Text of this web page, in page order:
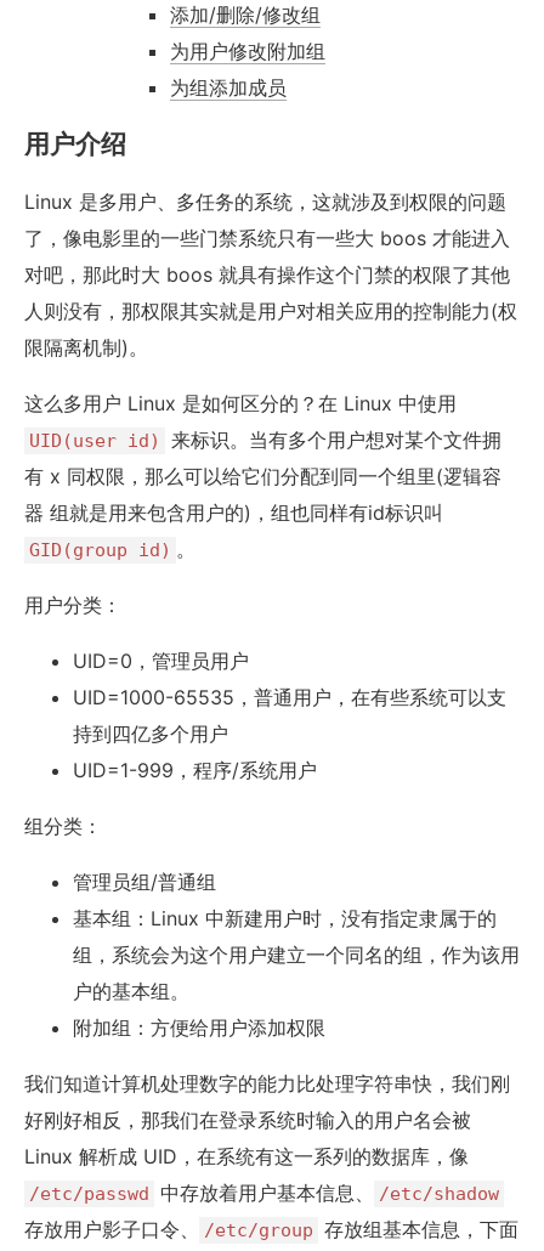
添加/删除/修改组
为用户修改附加组
为组添加成员
用户介绍
Linux 是多用户、多任务的系统，这就涉及到权限的问题
了，像电影里的一些门禁系统只有一些大 boos 才能进入
对吧，那此时大 boos 就具有操作这个门禁的权限了其他
人则没有，那权限其实就是用户对相关应用的控制能力(权
限隔离机制)。
这么多用户 Linux 是如何区分的？在 Linux 中使用
UID(user id)
来标识。当有多个用户想对某个文件拥
有 x 同权限，那么可以给它们分配到同一个组里(逻辑容
器 组就是用来包含用户的)，组也同样有id标识叫
GID(group id) 。
用户分类：
UID=0，管理员用户
UID=1000-65535，普通用户，在有些系统可以支
持到四亿多个用户
UID=1-999，程序/系统用户
组分类：
管理员组/普通组
基本组：Linux 中新建用户时，没有指定隶属于的
组，系统会为这个用户建立一个同名的组，作为该用
户的基本组。
附加组：方便给用户添加权限
我们知道计算机处理数字的能力比处理字符串快，我们刚
好刚好相反，那我们在登录系统时输入的用户名会被
Linux 解析成 UID，在系统有这一系列的数据库，像
/etc/passwd 中存放着用户基本信息、 /etc/shadow
存放用户影子口令、 /etc/group 存放组基本信息，下面